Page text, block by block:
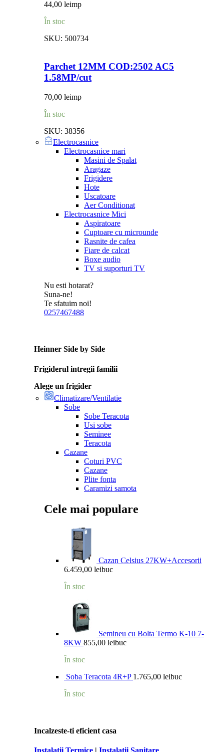
44,00 leimp
În stoc
SKU: 500734
Parchet 12MM COD:2502 AC5
1.58MP/cut
70,00 leimp
În stoc
SKU: 38356
Electrocasnice
Electrocasnice mari
Masini de Spalat
Aragaze
Frigidere
Hote
Uscatoare
Aer Conditionat
Electrocasnice Mici
Aspiratoare
Cuptoare cu microunde
Rasnite de cafea
Fiare de calcat
Boxe audio
TV si suporturi TV
Nu esti hotarat?
Suna-ne!
Te sfatuim noi!
0257467488
Heinner Side by Side
Frigiderul intregii familii
Alege un frigider
Climatizare/Ventilatie
Sobe
Sobe Teracota
Usi sobe
Seminee
Teracota
Cazane
Coturi PVC
Cazane
Plite fonta
Caramizi samota
Cele mai populare
Cazan Celsius 27KW+Accesorii
6.459,00 leibuc
În stoc
Semineu cu Bolta Termo K-10 7-
8KW 855,00 leibuc
În stoc
Soba Teracota 4R+P 1.765,00 leibuc
În stoc
Incalzeste-ti eficient casa
Instalatii Termice | Instalatii Sanitare